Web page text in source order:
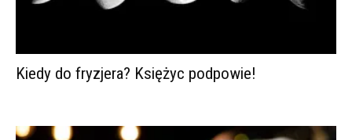
Kiedy do fryzjera? Księżyc podpowie!